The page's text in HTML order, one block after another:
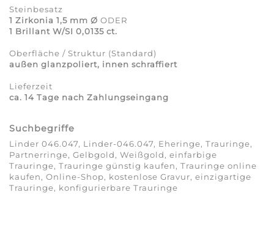
Steinbesatz
1 Zirkonia 1,5 mm Ø ODER
1 Brillant W/SI 0,0135 ct.
Oberfläche / Struktur (Standard)
außen glanzpoliert, innen schraffiert
Lieferzeit
ca. 14 Tage nach Zahlungseingang
Suchbegriffe
Linder 046.047, Linder-046.047, Eheringe, Trauringe,
Partnerringe, Gelbgold, Weißgold, einfarbige
Trauringe, Trauringe günstig kaufen, Trauringe online
kaufen, Online-Shop, kostenlose Gravur, einzigartige
Trauringe, konfigurierbare Trauringe